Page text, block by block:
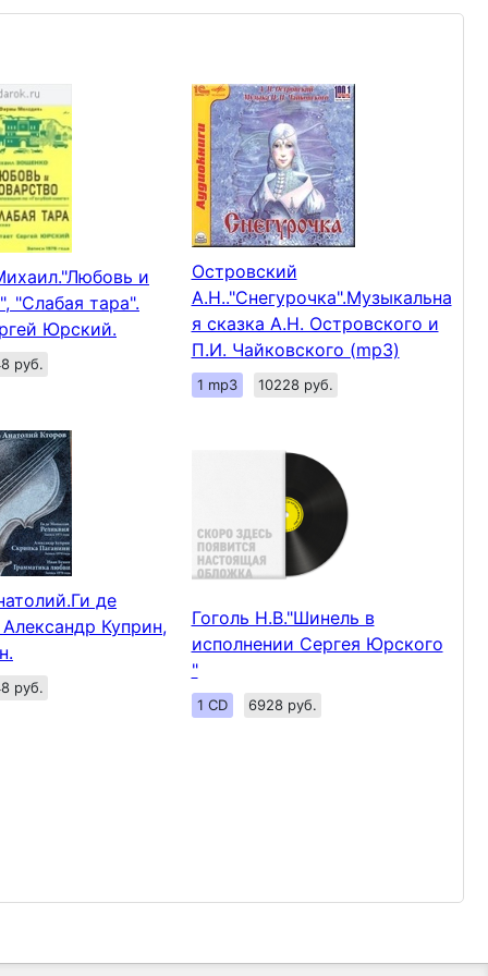
и
"Слабая тара".
Юрский.
руб.
Островский
А.Н.."Снегурочка".Музыкальна
я сказка А.Н. Островского и
П.И. Чайковского (mp3)
1 mp3 10228 руб.
де
Куприн,
руб.
Гоголь Н.В."Шинель в
исполнении Сергея Юрского
"
1 CD 6928 руб.